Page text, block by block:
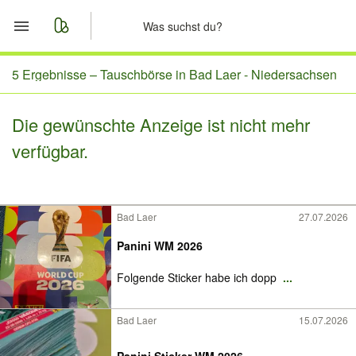
Start
Nachrichten
5 Ergebnisse –Tauschbörse in Bad Laer - Niedersachsen
Die gewünschte Anzeige ist nicht mehr
verfügbar.
Bad Laer 27.07.2026
Panini WM 2026
Folgende Sticker habe ich dopp ...
Bad Laer 15.07.2026